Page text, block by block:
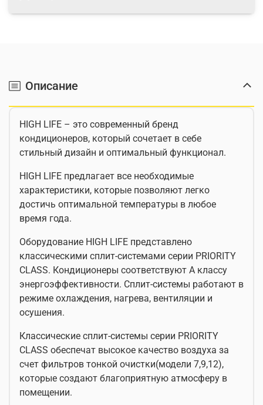
Описание
HIGH LIFE – это современный бренд
кондиционеров, который сочетает в себе
стильный дизайн и оптимальный функционал.
HIGH LIFE предлагает все необходимые
характеристики, которые позволяют легко
достичь оптимальной температуры в любое
время года.
Оборудование HIGH LIFE представлено
классическими сплит-системами серии PRIORITY
CLASS. Кондиционеры соответствуют А классу
энергоэффективности. Сплит-системы работают в
режиме охлаждения, нагрева, вентиляции и
осушения.
Классические сплит-системы серии PRIORITY
CLASS обеспечат высокое качество воздуха за
счет фильтров тонкой очистки(модели 7,9,12),
которые создают благоприятную атмосферу в
помещении.